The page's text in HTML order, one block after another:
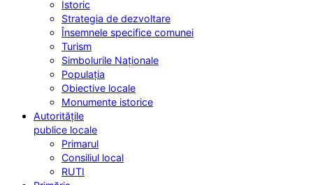
Istoric
Strategia de dezvoltare
Însemnele specifice comunei
Turism
Simbolurile Naționale
Populația
Obiective locale
Monumente istorice
Autoritățile
publice locale
Primarul
Consiliul local
RUTI